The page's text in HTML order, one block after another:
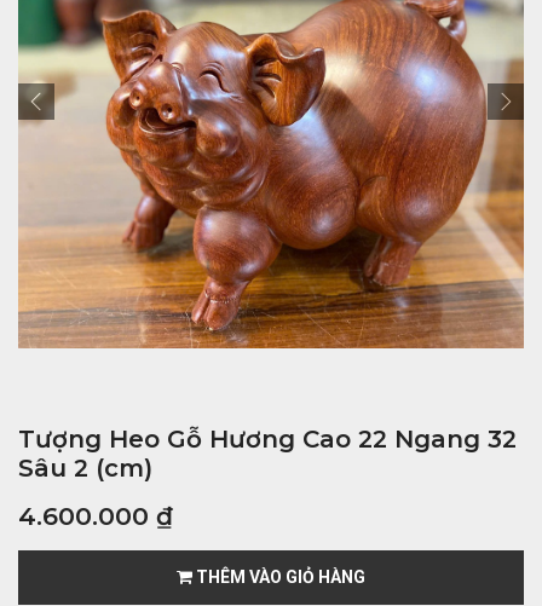
Tượng Heo Gỗ Hương Cao 22 Ngang 32
Sâu 2 (cm)
4.600.000 ₫
THÊM VÀO GIỎ HÀNG